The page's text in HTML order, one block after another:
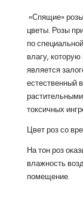
«Спящие»
цветы. Розы
по
влагу,
является
естественный
токсичных
Цвет роз со
На тон роз
влажность
помещение.